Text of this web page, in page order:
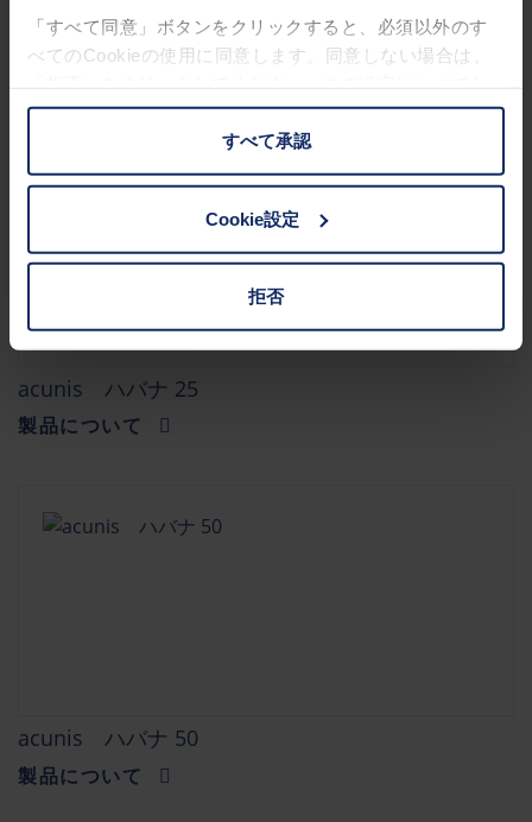
「すべて同意」ボタンをクリックすると、必須以外のす
べてのCookieの使用に同意します。同意しない場合は、
変更することができます。
お客様の権利に関する詳細は、プライバシーポリシー|
すべて承認
Cookie設定
拒否
acunis
acunis ハバナ 25
製品について
acunis ハバナ 50
製品について